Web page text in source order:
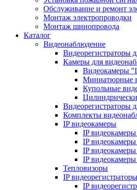
Обслуживание и ремонт
Монтаж электропроводки
Монтаж шинопровода
Каталог
Видеонаблюдение
Видеорегистраторы
Камеры для
Видеокамеры
Миниатюрные
Купольные
Видеорегистраторы
Комплекты
IP видеокамеры
IP
IP
IP
IP
Тепловизоры
IP видеорегистраторы
IP